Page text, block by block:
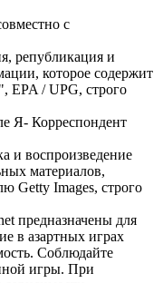
с
републикация и
которое содержит
EPA / UPG, строго
Я- Корреспондент
и воспроизведение
материалов,
Getty Images, строго
предназначены для
в азартных играх
Соблюдайте
игры. При